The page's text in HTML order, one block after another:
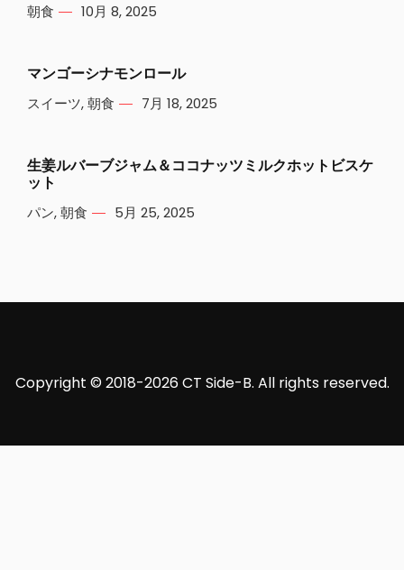
朝食 10月 8, 2025
マンゴーシナモンロール
スイーツ,朝食 7月 18, 2025
生姜ルバーブジャム＆ココナッツミルクホットビスケ
ット
パン,朝食 5月 25, 2025
Copyright © 2018-2026 CT Side-B. All rights reserved.